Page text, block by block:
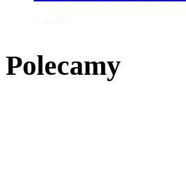
Polecamy